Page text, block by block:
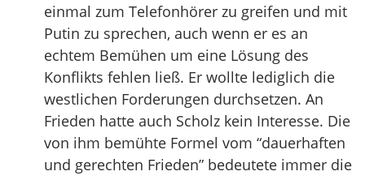
einmal zum Telefonhörer zu greifen und mit
Putin zu sprechen, auch wenn er es an
echtem Bemühen um eine Lösung des
Konflikts fehlen ließ. Er wollte lediglich die
westlichen Forderungen durchsetzen. An
Frieden hatte auch Scholz kein Interesse. Die
von ihm bemühte Formel vom “dauerhaften
und gerechten Frieden” bedeutete immer die